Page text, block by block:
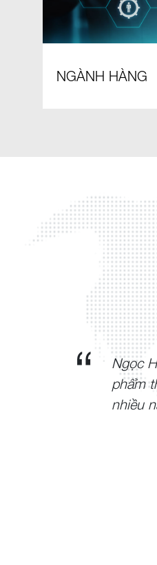
NGÀNH HÀNG
Ngọc
phẩm
nhiều